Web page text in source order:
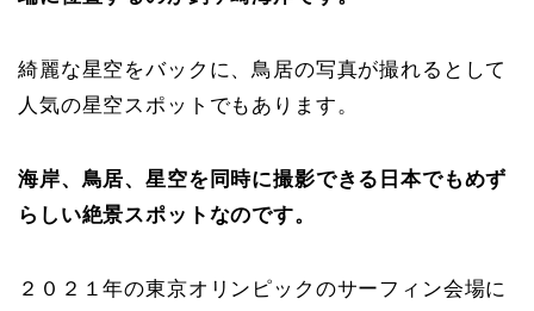
綺麗な星空をバックに、鳥居の写真が撮れるとして
人気の星空スポットでもあります。
海岸、鳥居、星空を同時に撮影できる日本でもめず
らしい絶景スポットなのです。
２０２１年の東京オリンピックのサーフィン会場に